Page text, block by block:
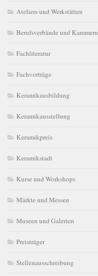
Ateliers und Werkstätten
Berufsverbände und Kammern
Fachliteratur
Fachvorträge
Keramikausbildung
Keramikausstellung
Keramikpreis
Keramikstadt
Kurse und Workshops
Märkte und Messen
Museen und Galerien
Preisträger
Stellenausschreibung